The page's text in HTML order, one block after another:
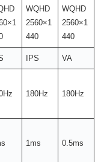
WQHD
2560×1
440
WQHD
2560×1
440
IPS VA
180Hz 180Hz
1ms 0.5ms